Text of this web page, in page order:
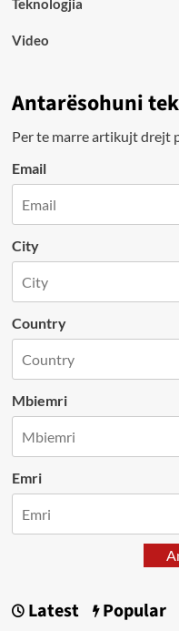
Video
Antarësohuni
Per te marre artikujt drejt
Email
City
Country
Mbiemri
Emri
Latest Popular